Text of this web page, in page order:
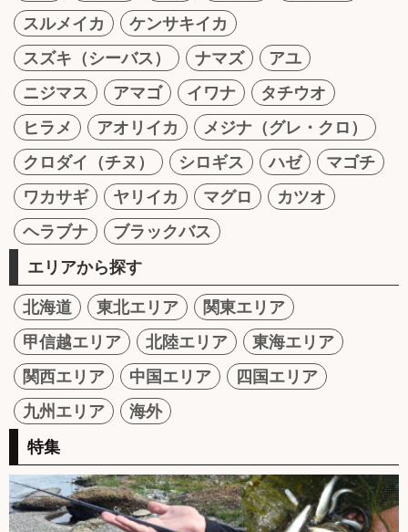
スルメイカ
ケンサキイカ
スズキ（シーバス）
ナマズ
アユ
ニジマス
アマゴ イワナ
タチウオ
ヒラメ
アオリイカ
メジナ（グレ・クロ）
クロダイ（チヌ）
シロギス ハゼ
マゴチ
ワカサギ
ヤリイカ マグロ
カツオ
ヘラブナ
ブラックバス
エリアから探す
北海道 東北エリア
関東エリア
甲信越エリア
北陸エリア
東海エリア
関西エリア
中国エリア
四国エリア
九州エリア
海外
特集